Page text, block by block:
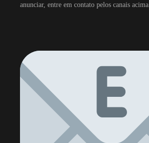
anunciar, entre em contato pelos canais acima.